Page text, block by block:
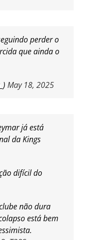
perder o
que ainda o
May 18, 2025
já está
da Kings
difícil do
não dura
está bem